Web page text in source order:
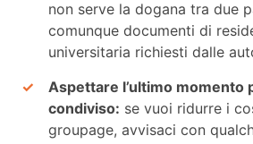
non serve la dogana tra due
comunque documenti di
universitaria richiesti dalle
Aspettare l’ultimo momento
condiviso: se vuoi ridurre i
groupage, avvisaci con